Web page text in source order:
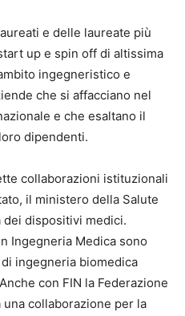
e delle laureate più
up e spin off di altissima
ingegneristico e
che si affacciano nel
e che esaltano il
dipendenti.
collaborazioni istituzionali
il ministero della Salute
dispositivi medici.
Ingegneria Medica sono
ingegneria biomedica
con FIN la Federazione
collaborazione per la